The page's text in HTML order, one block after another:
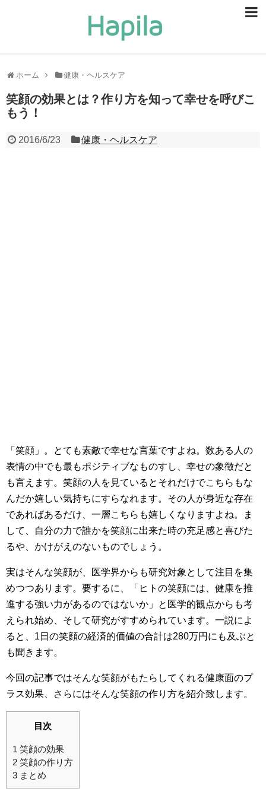
ホーム 健康・ヘルスケア
笑顔の効果とは？作り方を知って幸せを呼びこ
もう！
2016/6/23 健康・ヘルスケア
「笑顔」。とても素敵で幸せな言葉ですよね。数ある人の
表情の中でも最もポジティブなものすし、幸せの象徴だと
も言えます。笑顔の人を見ているとそれだけでこちらもな
んだか嬉しい気持ちにすらなれます。その人が身近な存在
であればあるだけ、一層こちらも嬉しくなりますよね。ま
して、自分の力で誰かを笑顔に出来た時の充足感と喜びた
るや、かけがえのないものでしょう。
実はそんな笑顔が、医学界からも研究対象として注目を集
めつつあります。要するに、「ヒトの笑顔には、健康を推
進する強い力があるのではないか」と医学的観点からも考
えられ始め、そして研究がすすめられています。一説によ
ると、1日の笑顔の経済的価値の合計は280万円にも及ぶと
も聞きます。
今回の記事ではそんな笑顔がもたらしてくれる健康面のプ
ラス効果、さらにはそんな笑顔の作り方を紹介致します。
目次
1 笑顔の効果
2 笑顔の作り方
3 まとめ
ヘアケア
ヘルスケア
食事・食べ物